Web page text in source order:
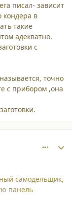
писал- зависит
кондера в
такие
адекватно.
с
точно
с прибором ,она
самодельщик,
панель